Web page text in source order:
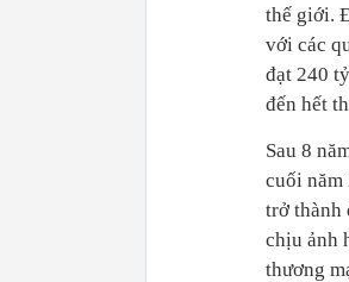
thế giới.
với các
đạt 240
đến hết
Sau 8
cuối năm
trở thành
chịu ảnh
thương